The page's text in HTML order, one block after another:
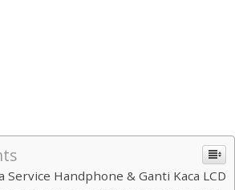
Service Handphone & Ganti Kaca LCD